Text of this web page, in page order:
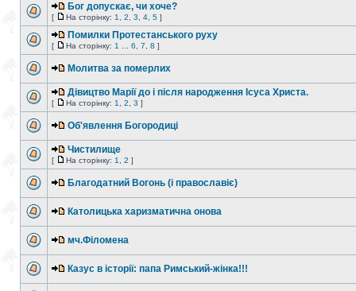
Бог допускає, чи хоче?
[ На сторінку: 1 2 3 4 5 ]
Помилки Протестанського руху
[ На сторінку: 1 6 7 8 ]
Молитва за померлих
Дівицтво Марії до і після народження Ісуса Христа.
[ На сторінку: 1 2 3 ]
Об'явлення Богородиці
Чистилище
[ На сторінку: 1 2 ]
Благодатний Вогонь (і православіє)
Католицька харизматична онова
мч.Філомена
Казус в історії: папа Римський-жінка!!!